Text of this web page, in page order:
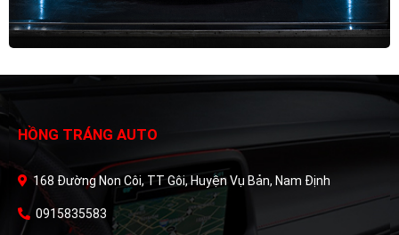
HỒNG TRÁNG AUTO
168 Đường Non Côi, TT Gôi, Huyện Vụ Bản, Nam Định
0915835583